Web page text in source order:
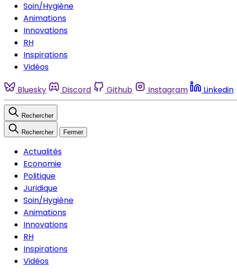
Soin/Hygiène
Animations
Innovations
RH
Inspirations
Vidéos
Bluesky Discord Github Instagram Linkedin
Rechercher
Rechercher Fermer
Actualités
Economie
Politique
Juridique
Soin/Hygiène
Animations
Innovations
RH
Inspirations
Vidéos